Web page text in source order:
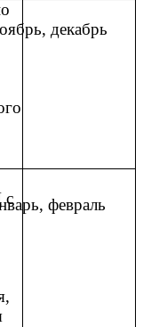
декабрь
с
февраль